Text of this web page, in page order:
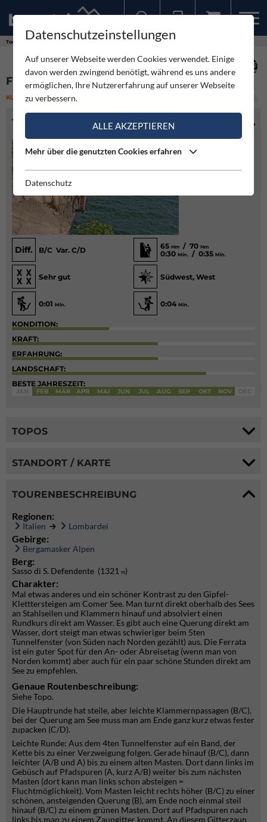
Touren
FERRATA GALLERIA DI MORCATE
KLETTERSTEIG MITTEL
TOURENINFO
Diff. B/C Var. C/D 65 Hm / 70 Hm
0:30 Min. / 0:35 Min.
Sehr gut Südwest, West
0:01 Min. 0:04 Min.
KONDITION:
KRAFT:
ERFAHRUNG:
LANDSCHAFT:
BESTE JAHRESZEIT:
FEB MÄR APR MAI JUN JUL AUG SEP OKT NOV
TOPOS
STANDORT / KARTE
TOURENBESCHREIBUNG
Regionen:
Italien Lombardei
Gebirge:
Bergamasker Alpen
Berg:
Sasso di S. Defendente (1321 m)
Charakter:
Mal etwas anderes und ein schöner Kontrast zu den Gipfel-
Kletttersteigen am Comer See. Man turnt direkt oberhalb des Sees
an Stahlseilen und Klammern hinauf und absolviert einen
Rundkurs direkt am Wasser. Es gibt auch eine Querung direkt am
Wasser, dort steigt man etwas schwieriger beim 5ten
Tunnelfenster (von Süden nach Norden gezählt) aus. Die Ferrata
ist ein guter Spot für den An- oder Abreisetag (wenn man von
Norden kommt) aber auch für ein paar schöne Stunden direkt am
See zu empfehlen.
Genaue Routenbeschreibung:
Siehe Topo.
Die Hauptrunde hat steile, aber leichte Klammernpassagen (B/C),
bei der Querung am See muss man am Ende ganz kurz etwas fester
zupacken (C/D).
Leichte Runde: Aus dem 4ten Tunnelfenster auf ein Band, der
Kette bis zu einer Verzweigung folgen. Gerade hinauf (B/C), dann
leichter (A/B und A) bis zu einem alten Masten. Dort dann links im
Gebüsch auf Pfadspuren (A, kurz A/B) weiter bis zum nächsten
Masten (dort kann man links schon absteigen =
Fluchtmöglichkeit). Vom Masten leicht rechts höher (B/C) zu einer
schönen, ansteigenden Querung (B), am Ende noch einmal steil
hinauf (B/C) zu einem grünen Masten. Dort auf Pfadspuren nach
links bis man zu einem Zaungitter kommt. An diesem Gitterzaun
Datenschutzeinstellungen
Auf unserer Webseite werden Cookies verwendet. Einige
davon werden zwingend benötigt, während es uns andere
ermöglichen, Ihre Nutzererfahrung auf unserer Webseite
zu verbessern.
ALLE AKZEPTIEREN
Mehr über die genutzten Cookies erfahren
Datenschutz